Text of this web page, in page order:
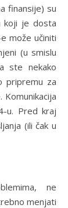
finansije) su
koji je dosta
može učiniti
(u smislu
ste nekako
pripremu za
u. Pred kraj
(ili čak u
ne
menjati